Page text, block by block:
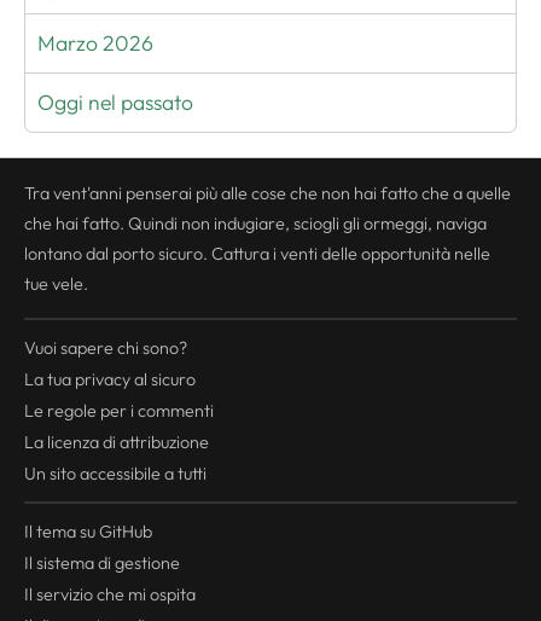
Marzo 2026
Oggi nel passato
Tra vent'anni penserai più alle cose che non hai fatto che a quelle
che hai fatto. Quindi non indugiare, sciogli gli ormeggi, naviga
lontano dal porto sicuro. Cattura i venti delle opportunità nelle
tue vele.
Vuoi sapere chi sono?
La tua privacyal sicuro
Le regole per i commenti
La licenza di attribuzione
Un sito accessibile a tutti
Il tema su GitHub
Il sistema di gestione
Il servizio che mi ospita